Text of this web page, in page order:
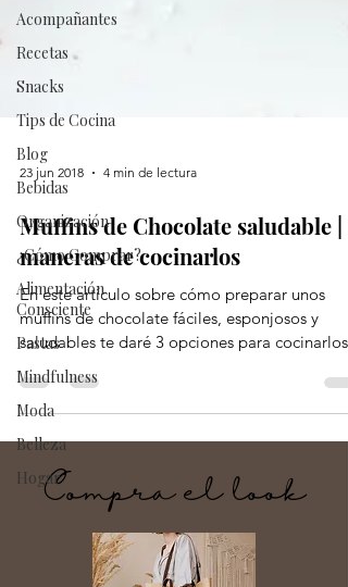
Acompañantes
Recetas
Snacks
Tips de Cocina
Blog
Bebidas
Organización
¿Cómo Comprar?
Alimentación
Consciente
Pastas
Mindfulness
Moda
Belleza
Hogar
23 jun 2018 4 min de lectura
Muffins de Chocolate saludable | 3
maneras de cocinarlos
En este artículo sobre cómo preparar unos
saludables te daré 3 opciones para
Compra el look